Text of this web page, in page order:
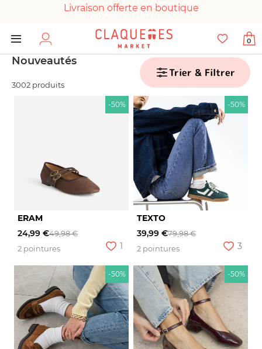
Livraison offerte en boutique
Paiement 100% sécurisé
Chaussures garanties en parfait état
0
Nouveautés
3002 produits
Trier & Filtrer
-50%
ERAM
24,99 €49,98 €
2 pointures
1
-50%
TEXTO
39,99 €79,98 €
2 pointures
3
-50% -50%